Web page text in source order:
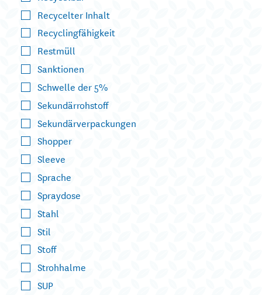
Recycelter Inhalt
Recyclingfähigkeit
Restmüll
Sanktionen
Schwelle der 5%
Sekundärrohstoff
Sekundärverpackungen
Shopper
Sleeve
Sprache
Spraydose
Stahl
Stil
Stoff
Strohhalme
SUP